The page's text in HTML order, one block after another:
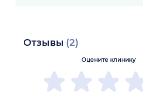
Отзывы (2)
Оцените клинику